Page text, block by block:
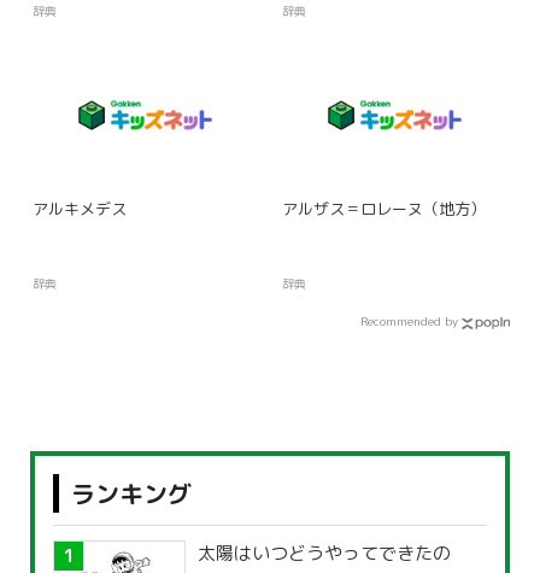
辞典 辞典
アルキメデス
辞典
アルザス＝ロレーヌ（地方）
辞典
Recommended by
ランキング
太陽はいつどうやってできたの